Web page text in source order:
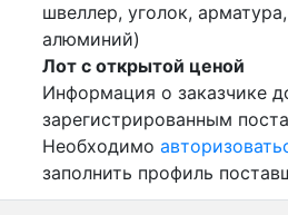
швеллер, уголок,
алюминий)
Лот с открытой ценой
Информация о заказчике
зарегистрированным
Необходимо
заполнить профиль